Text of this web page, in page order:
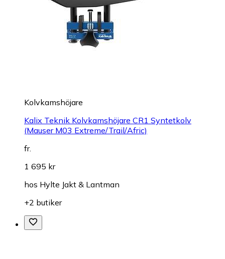
Kolvkamshöjare
Kalix Teknik Kolvkamshöjare CR1 Syntetkolv
(Mauser M03 Extreme/Trail/Afric)
fr.
1 695 kr
hos Hylte Jakt & Lantman
+2 butiker